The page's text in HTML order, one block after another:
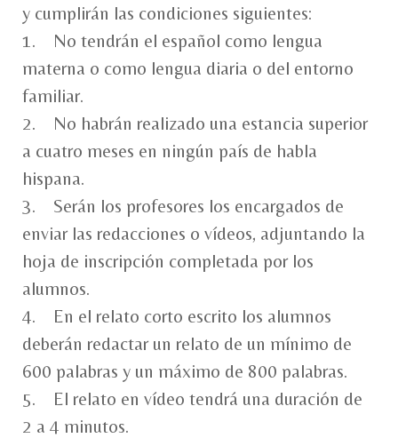
y cumplirán las condiciones siguientes:
1. No tendrán el español como lengua
materna o como lengua diaria o del entorno
familiar.
2. No habrán realizado una estancia superior
a cuatro meses en ningún país de habla
hispana.
3. Serán los profesores los encargados de
enviar las redacciones o vídeos, adjuntando la
hoja de inscripción completada por los
alumnos.
4. En el relato corto escrito los alumnos
deberán redactar un relato de un mínimo de
600 palabras y un máximo de 800 palabras.
5. El relato en vídeo tendrá una duración de
2 a 4 minutos.